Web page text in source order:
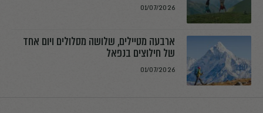
01/07/2026
ארבעה מטיילים, שלושה מסלולים ויום אחד
של חילוצים בנפאל
01/07/2026